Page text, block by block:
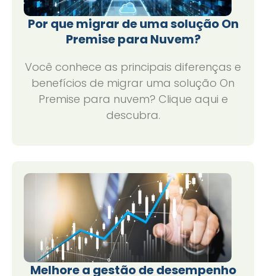
Por que migrar de uma solução On
Premise para Nuvem?
Você conhece as principais diferenças e
benefícios de migrar uma solução On
Premise para nuvem? Clique aqui e
descubra.
Melhore a gestão de desempenho